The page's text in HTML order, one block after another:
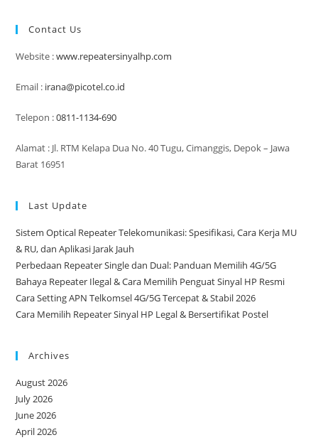
Contact Us
Website :www.repeatersinyalhp.com
Email : irana@picotel.co.id
Telepon :0811-1134-690
Alamat : Jl. RTM Kelapa Dua No. 40 Tugu, Cimanggis, Depok – Jawa
Barat 16951
Last Update
Sistem Optical Repeater Telekomunikasi: Spesifikasi, Cara Kerja MU
& RU, dan Aplikasi Jarak Jauh
Perbedaan Repeater Single dan Dual: Panduan Memilih 4G/5G
Bahaya Repeater Ilegal & Cara Memilih Penguat Sinyal HP Resmi
Cara Setting APN Telkomsel 4G/5G Tercepat & Stabil 2026
Cara Memilih Repeater Sinyal HP Legal & Bersertifikat Postel
Archives
August 2026
July 2026
June 2026
April 2026